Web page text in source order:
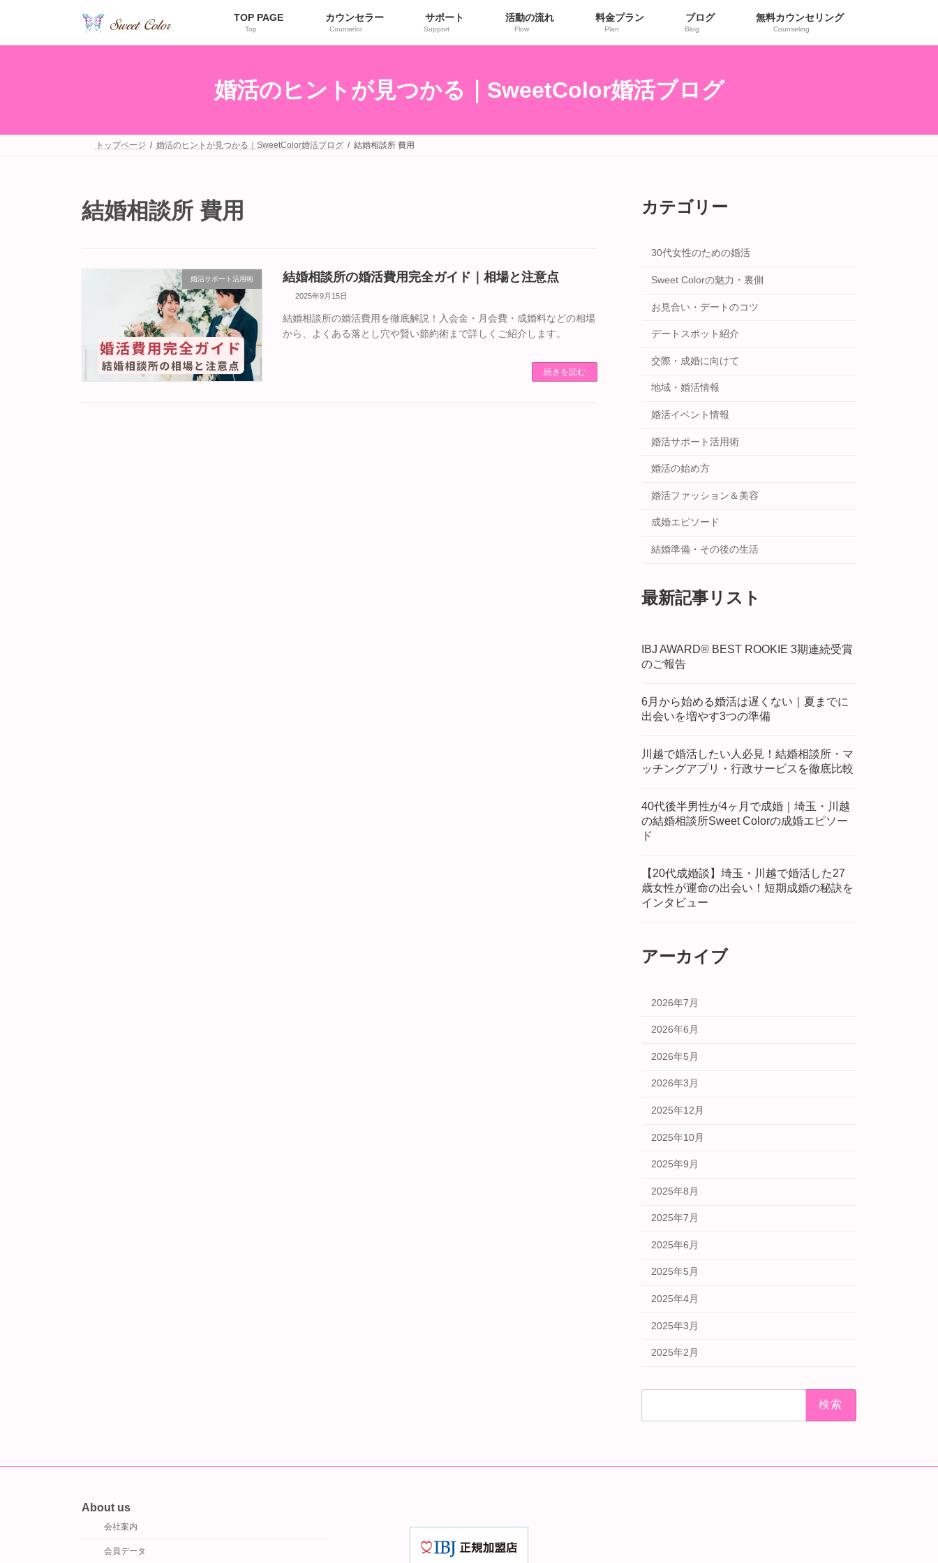
プ
動
TOP PAGE
Top
カウンセラー
Counselor
サポート
Support
活動の流れ
Flow
料金プラン
Plan
ブログ
Blog
無料カウンセリング
Counseling
婚活のヒントが見つかる｜SweetColor婚活ブログ
トップページ 婚活のヒントが見つかる｜SweetColor婚活ブログ 結婚相談所 費用
結婚相談所 費用
婚活サポート活用術 結婚相談所の婚活費用完全ガイド｜相場と注意点
2025年9月15日
結婚相談所の婚活費用を徹底解説！入会金・月会費・成婚料などの相場
から、よくある落とし穴や賢い節約術まで詳しくご紹介します。
続きを読む
カテゴリー
30代女性のための婚活
Sweet Colorの魅力・裏側
お見合い・デートのコツ
デートスポット紹介
交際・成婚に向けて
地域・婚活情報
婚活イベント情報
婚活サポート活用術
婚活の始め方
婚活ファッション＆美容
成婚エピソード
結婚準備・その後の生活
最新記事リスト
IBJ AWARD® BEST ROOKIE 3期連続受賞
のご報告
6月から始める婚活は遅くない｜夏までに
出会いを増やす3つの準備
川越で婚活したい人必見！結婚相談所・マ
ッチングアプリ・行政サービスを徹底比較
40代後半男性が4ヶ月で成婚｜埼玉・川越
の結婚相談所Sweet Colorの成婚エピソー
ド
【20代成婚談】埼玉・川越で婚活した27
歳女性が運命の出会い！短期成婚の秘訣を
インタビュー
アーカイブ
2026年7月
2026年6月
2026年5月
2026年3月
2025年12月
2025年10月
2025年9月
2025年8月
2025年7月
2025年6月
2025年5月
2025年4月
2025年3月
2025年2月
About us
会社案内
会員データ